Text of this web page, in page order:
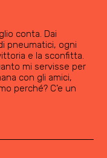
conta. Dai
pneumatici, ogni
e la sconfitta.
mi servisse per
con gli amici,
perché? C’e un